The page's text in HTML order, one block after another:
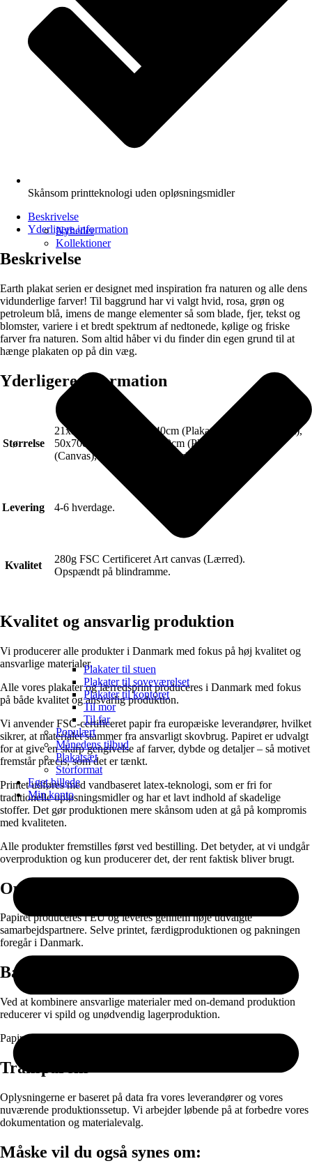
Nyheder
Kollektioner
Plakater til stuen
Plakater til soveværelset
Plakater til kontoret
Til mor
Til far
Populært
Månedens tilbud
Plakatsæt
Storformat
Eget billede
Min konto
Skånsom printteknologi uden opløsningsmidler
Beskrivelse
Yderligere information
Beskrivelse
Earth plakat serien er designet med inspiration fra naturen og alle dens
vidunderlige farver! Til baggrund har vi valgt hvid, rosa, grøn og
petroleum blå, imens de mange elementer så som blade, fjer, tekst og
blomster, variere i et bredt spektrum af nedtonede, kølige og friske
farver fra naturen. Som altid håber vi du finder din egen grund til at
hænge plakaten op på din væg.
Yderligere information
Størrelse
21x30cm (Plakat), 30x40cm (Plakat), 40x50cm (Plakat),
50x70cm (Plakat), 70x100cm (Plakat), 50x70cm
(Canvas), 70x100cm (Canvas)
Levering 4-6 hverdage.
Kvalitet
280g FSC Certificeret Art canvas (Lærred).
Opspændt på blindramme.
Kvalitet og ansvarlig produktion
Vi producerer alle produkter i Danmark med fokus på høj kvalitet og
ansvarlige materialer.
Alle vores plakater og lærredsprint produceres i Danmark med fokus
på både kvalitet og ansvarlig produktion.
Vi anvender FSC-certificeret papir fra europæiske leverandører, hvilket
sikrer, at materialet stammer fra ansvarligt skovbrug. Papiret er udvalgt
for at give en skarp gengivelse af farver, dybde og detaljer – så motivet
fremstår præcis, som det er tænkt.
Printet udføres med vandbaseret latex-teknologi, som er fri for
traditionelle opløsningsmidler og har et lavt indhold af skadelige
stoffer. Det gør produktionen mere skånsom uden at gå på kompromis
med kvaliteten.
Alle produkter fremstilles først ved bestilling. Det betyder, at vi undgår
overproduktion og kun producerer det, der rent faktisk bliver brugt.
Oprindelse
Papiret produceres i EU og leveres gennem nøje udvalgte
samarbejdspartnere. Selve printet, færdigproduktionen og pakningen
foregår i Danmark.
Bæredygtighed
Ved at kombinere ansvarlige materialer med on-demand produktion
reducerer vi spild og unødvendig lagerproduktion.
Papir og emballage kan sorteres til genanvendelse efter brug.
Transparens
Oplysningerne er baseret på data fra vores leverandører og vores
nuværende produktionssetup. Vi arbejder løbende på at forbedre vores
dokumentation og materialevalg.
Måske vil du også synes om: